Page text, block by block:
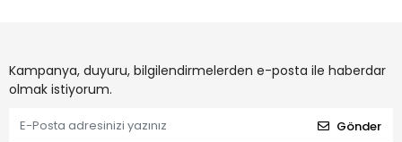
Kampanya, duyuru, bilgilendirmelerden e-posta ile haberdar
olmak istiyorum.
Gönder